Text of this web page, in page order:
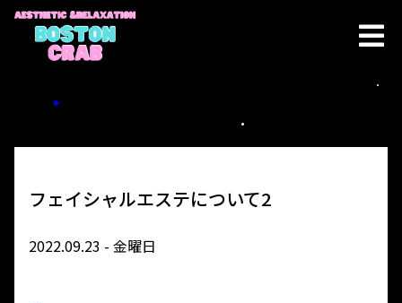
フェイシャルエステについて2
2022.09.23 - 金曜日